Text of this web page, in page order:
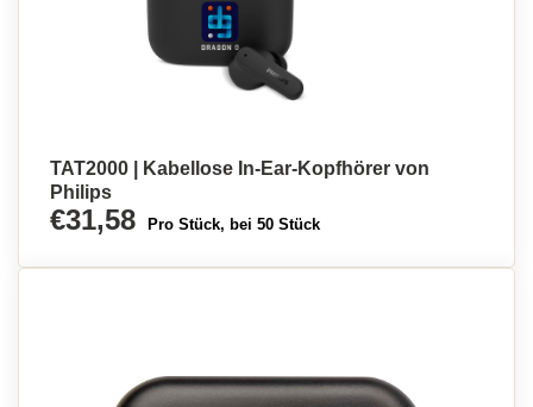
TAT2000 | Kabellose In-Ear-Kopfhörer von
Philips
€31,58 Pro Stück, bei 50 Stück